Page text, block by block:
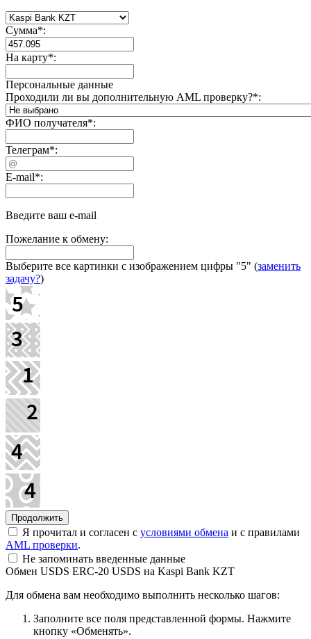
Сумма*:
На карту*:
Персональные данные
Проходили ли вы дополнительную AML проверку?*:
ФИО получателя*:
Телеграм*:
E-mail*:
Введите ваш e-mail
Пожелание к обмену:
Выберите все картинки с изображением цифры "5" (заменить
задачу?)
Я прочитал и согласен с условиями обмена и с правилами
AML проверки.
Не запоминать введенные данные
Обмен USDS ERC-20 USDS на Kaspi Bank KZT
Для обмена вам необходимо выполнить несколько шагов:
Заполните все поля представленной формы. Нажмите
кнопку «Обменять».